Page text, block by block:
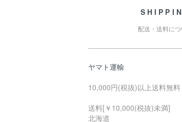
配送・送料に
ヤマト運輸
10,000円(税抜)以上送料無料
送料[￥10,000(税抜)未満]
北海道